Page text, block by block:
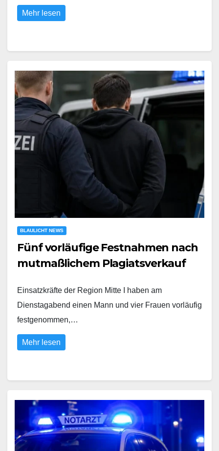
Mehr lesen
BLAULICHT NEWS
Fünf vorläufige Festnahmen nach
mutmaßlichem Plagiatsverkauf
Einsatzkräfte der Region Mitte I haben am
Dienstagabend einen Mann und vier Frauen vorläufig
festgenommen,…
Mehr lesen